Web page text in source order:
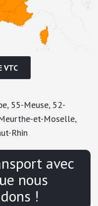
VTC
, 55-Meuse, 52-
et-Moselle,
Rhin
avec
nous
!